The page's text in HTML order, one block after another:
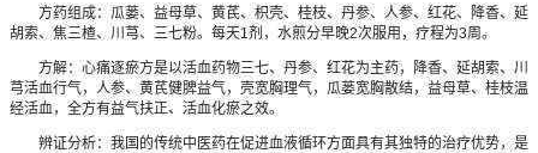
方药组成：瓜蒌、益母草、黄芪、枳壳、桂枝、丹参、人参、红花、降香、延
胡索、焦三楂、川芎、三七粉。每天1剂，水煎分早晚2次服用，疗程为3周。
方解：心痛逐瘀方是以活血药物三七、丹参、红花为主药，降香、延胡索、川
芎活血行气，人参、黄芪健脾益气，壳宽胸理气，瓜蒌宽胸散结，益母草、桂枝温
经活血，全方有益气扶正、活血化瘀之效。
辨证分析：我国的传统中医药在促进血液循环方面具有其独特的治疗优势，是